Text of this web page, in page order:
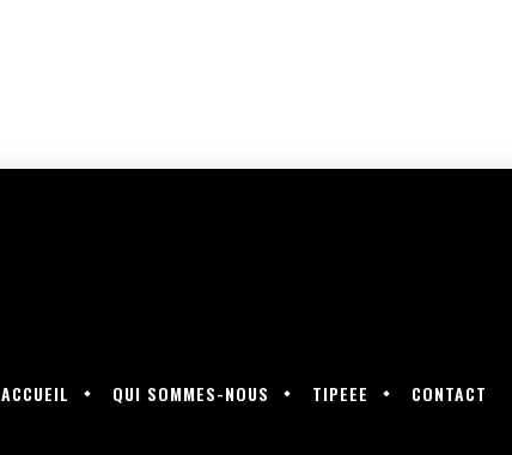
ACCUEIL QUI SOMMES-NOUS TIPEEE CONTACT